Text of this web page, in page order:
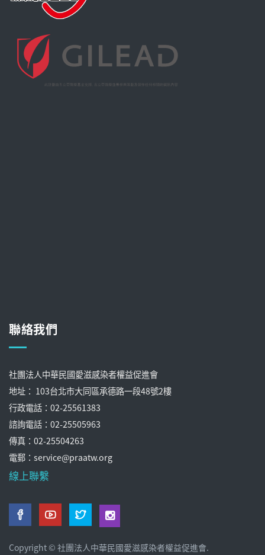
聯絡我們
社團法人中華民國愛滋感染者權益促進會
地址： 103台北市大同區承德路一段48號2樓
行政電話：02-25561383
諮詢電話：02-25505963
傳真：02-25504263
電郵：service@praatw.org
線上聯繫
Copyright © 社團法人中華民國愛滋感染者權益促進會.